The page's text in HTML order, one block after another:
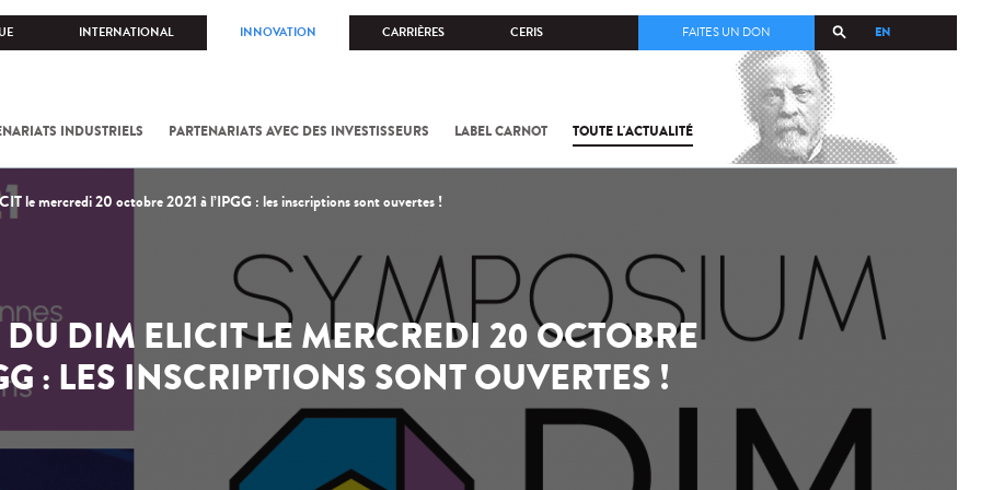
INTERNATIONAL INNOVATION CARRIÈRES CERIS EN
FAITES UN DON
INDUSTRIELS PARTENARIATS AVEC DES INVESTISSEURS LABEL CARNOT TOUTE L'ACTUALITÉ
le mercredi 20 octobre 2021 à l’IPGG : les inscriptions sont ouvertes !
DIM ELICIT LE MERCREDI 20 OCTOBRE
: LES INSCRIPTIONS SONT OUVERTES !